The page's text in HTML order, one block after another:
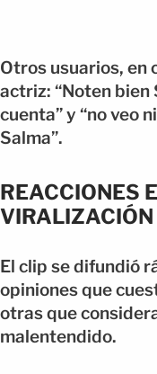
Otros usuarios, en
actriz: “Noten bien
cuenta” y “no veo
Salma”.
REACCIONES
El clip se difundió
opiniones que
otras que
malentendido.